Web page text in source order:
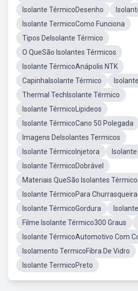
Isolante TérmicoDesenho
Isolante TermicoComo Funciona
Tipos DeIsolante Térmico
O QueSão Isolantes Térmicos
Isolante TérmicoAnápolis NTK
CapinhaIsolante Térmico
Thermal TechIsolante Térmico
Isolante TérmicoLipideos
Isolante TérmicoCano 50 Polegada
Imagens DeIsolantes Termicos
Isolante TérmicoInjetora
Isolante TérmicoDobrável
Materiais QueSão Isolantes
Isolante TérmicoPara Churrasqueira
Isolante TérmicoGordura
Filme Isolante Térmico300 Graus
Isolante TérmicoAutomotivo Com
Isolamento TermicoFibra De Vidro
Isolante TermicoPreto